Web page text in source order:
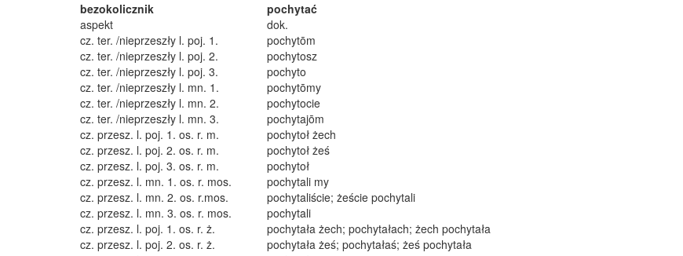
bezokolicznik
pochytać
aspekt
dok.
cz. ter. /nieprzeszły l. poj. 1.
pochytōm
cz. ter. /nieprzeszły l. poj. 2.
pochytosz
cz. ter. /nieprzeszły l. poj. 3.
pochyto
cz. ter. /nieprzeszły l. mn. 1.
pochytōmy
cz. ter. /nieprzeszły l. mn. 2.
pochytocie
cz. ter. /nieprzeszły l. mn. 3.
pochytajōm
cz. przesz. l. poj. 1. os. r. m.
pochytoł żech
cz. przesz. l. poj. 2. os. r. m.
pochytoł żeś
cz. przesz. l. poj. 3. os. r. m.
pochytoł
cz. przesz. l. mn. 1. os. r. mos.
pochytali my
cz. przesz. l. mn. 2. os. r.mos.
pochytaliście; żeście pochytali
cz. przesz. l. mn. 3. os. r. mos.
pochytali
cz. przesz. l. poj. 1. os. r. ż.
pochytała żech; pochytałach; żech pochytała
cz. przesz. l. poj. 2. os. r. ż.
pochytała żeś; pochytałaś; żeś pochytała